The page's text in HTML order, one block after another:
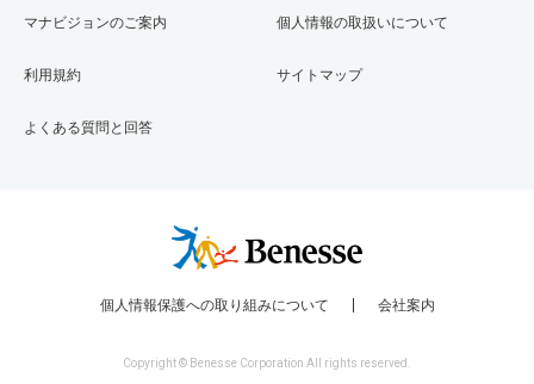
マナビジョンのご案内
利用規約
よくある質問と回答
個人情報の取扱いについて
サイトマップ
個人情報保護への取り組みについて 会社案内
Copyright © Benesse Corporation All rights reserved.